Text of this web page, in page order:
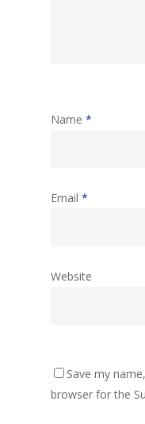
Name *
Email *
Website
Save my
browser for the